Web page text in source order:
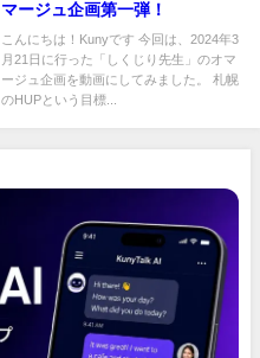
マージュ企画第一弾！
こんにちは！Kunyです 今回は、2024年3
月21日に行った「しくじり先生」のオマ
ージュ企画を動画にしてみました。 札幌
のHUPという目標...